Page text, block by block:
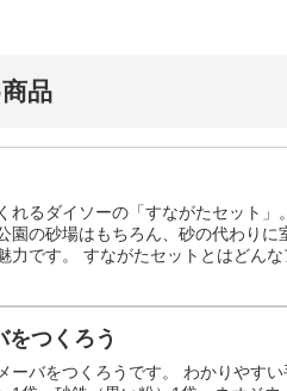
品
れるダイソーの「すながたセット
園の砂場はもちろん、砂の代わり
力です。 すながたセットとはどん
をつくろう
ーバをつくろうです。 わかりやす